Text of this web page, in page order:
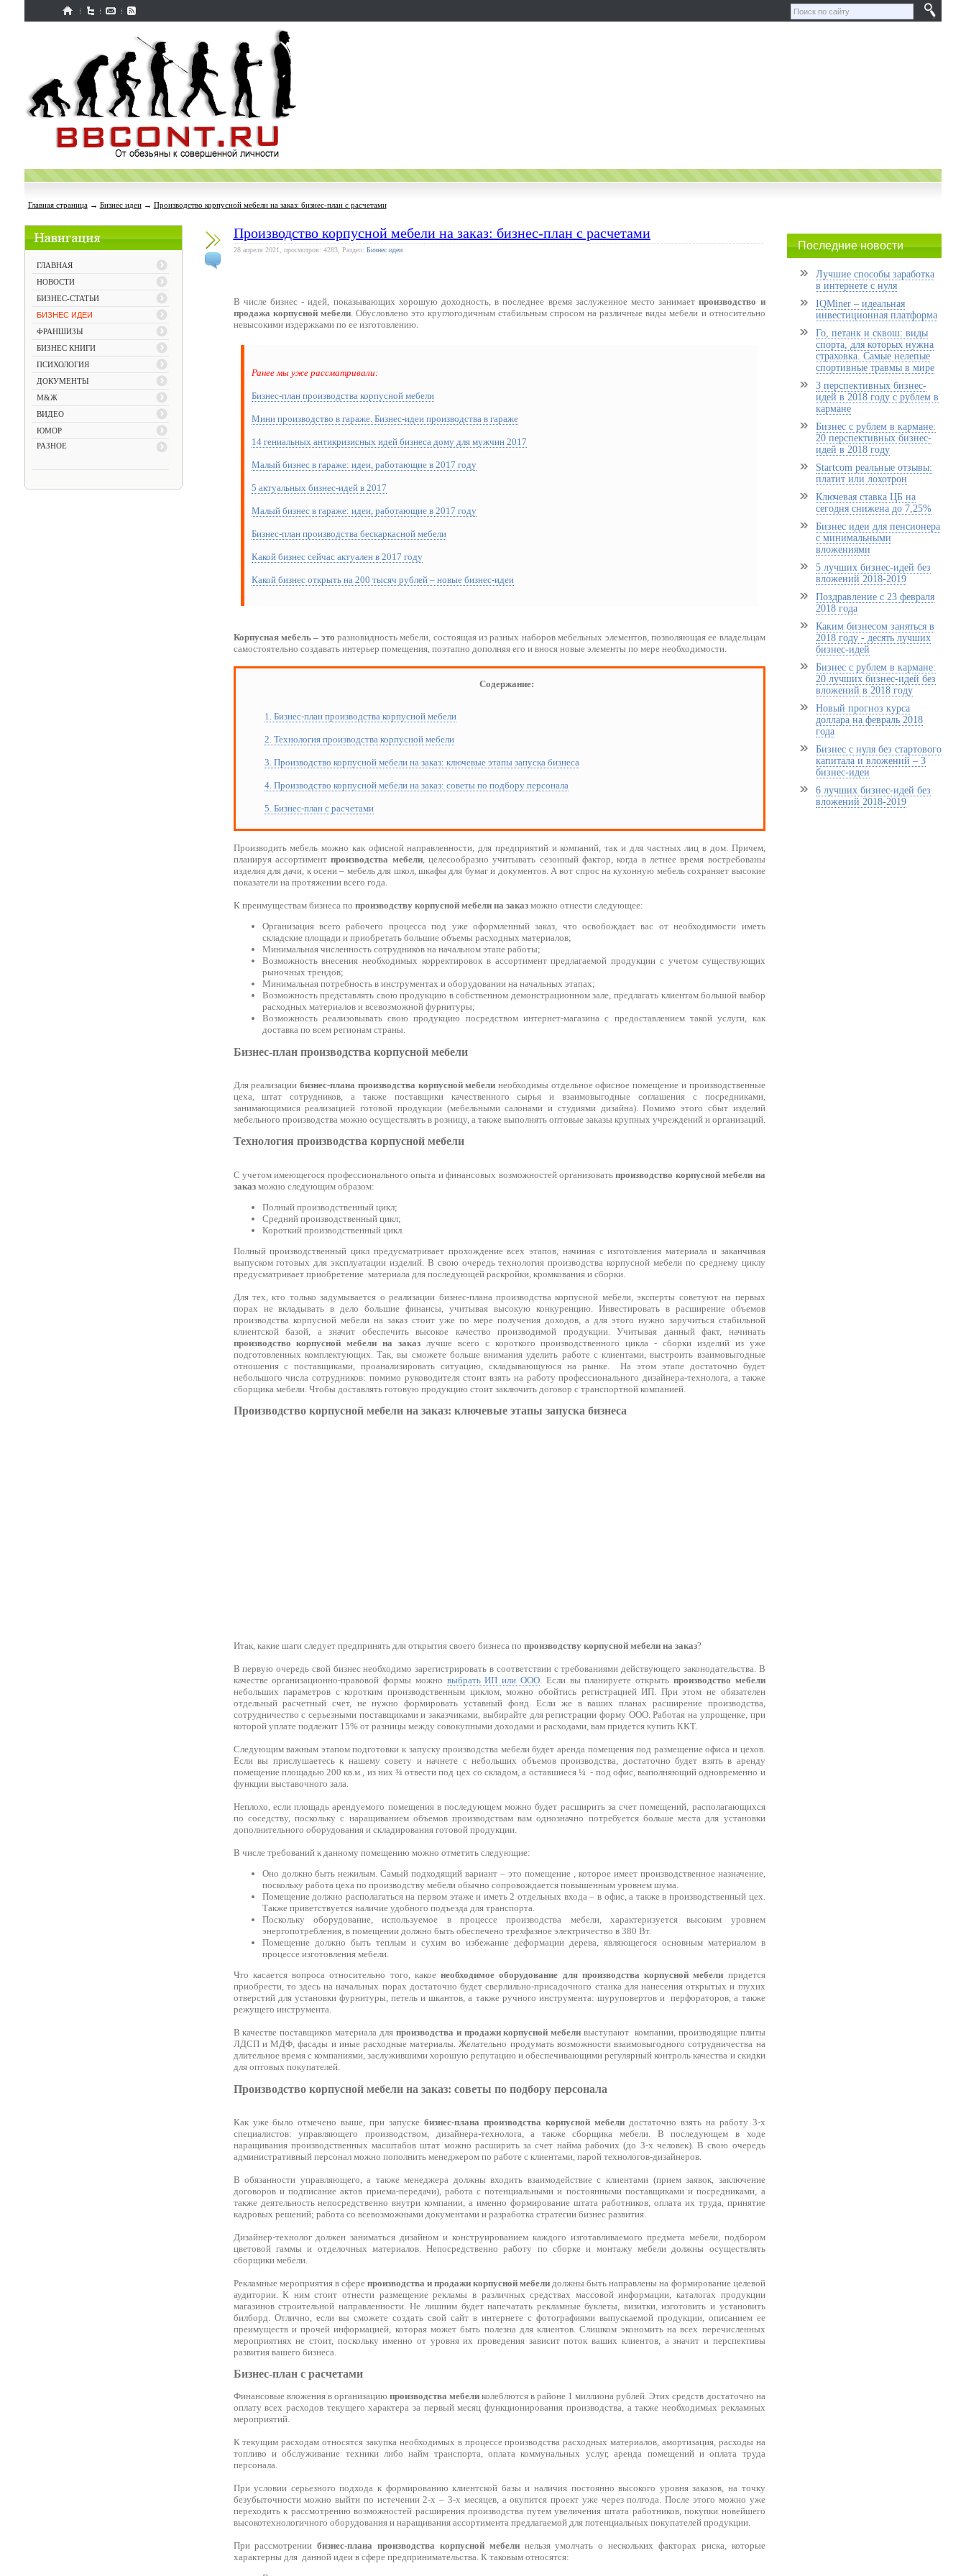
Главная страница→ Бизнес идеи→ Производство корпусной мебели на заказ: бизнес-план с расчетами
ГЛАВНАЯ
НОВОСТИ
БИЗНЕС-СТАТЬИ
БИЗНЕС ИДЕИ
ФРАНШИЗЫ
БИЗНЕС КНИГИ
ПСИХОЛОГИЯ
ДОКУМЕНТЫ
М&Ж
ВИДЕО
ЮМОР
РАЗНОЕ
Производство корпусной мебели на заказ: бизнес-план с расчетами
28 апреля 2021, просмотров: 4283, Раздел: Бизнес идеи
В числе бизнес - идей, показывающих хорошую доходность, в последнее время заслуженное место занимаетпроизводство и
продажа корпусной мебели. Обусловлено это круглогодичным стабильным спросом на различные виды мебели и относительно
невысокими издержками по ее изготовлению.
Ранее мы уже рассматривали:
Бизнес-план производства корпусной мебели
Мини производство в гараже. Бизнес-идеи производства в гараже
14 гениальных антикризисных идей бизнеса дому для мужчин 2017
Малый бизнес в гараже: идеи, работающие в 2017 году
5 актуальных бизнес-идей в 2017
Малый бизнес в гараже: идеи, работающие в 2017 году
Бизнес-план производства бескаркасной мебели
Какой бизнес сейчас актуален в 2017 году
Какой бизнес открыть на 200 тысяч рублей – новые бизнес-идеи
Корпусная мебель – это разновидность мебели, состоящая из разных наборов мебельных элементов, позволяющая ее владельцам
самостоятельно создавать интерьер помещения, поэтапно дополняя его и внося новые элементы по мере необходимости.
Содержание:
1. Бизнес-план производства корпусной мебели
2. Технология производства корпусной мебели
3. Производство корпусной мебели на заказ: ключевые этапы запуска бизнеса
4. Производство корпусной мебели на заказ: советы по подбору персонала
5. Бизнес-план с расчетами
Производить мебель можно как офисной направленности, для предприятий и компаний, так и для частных лиц в дом. Причем,
планируя ассортиментпроизводства мебели, целесообразно учитывать сезонный фактор, когда в летнее время востребованы
изделия для дачи, к осени – мебель для школ, шкафы для бумаг и документов. А вот спрос на кухонную мебель сохраняет высокие
показатели на протяжении всего года.
К преимуществам бизнеса по производству корпусной мебели на заказможно отнести следующее:
Организация всего рабочего процесса под уже оформленный заказ, что освобождает вас от необходимости иметь
складские площади и приобретать большие объемы расходных материалов;
Минимальная численность сотрудников на начальном этапе работы;
Возможность внесения необходимых корректировок в ассортимент предлагаемой продукции с учетом существующих
рыночных трендов;
Минимальная потребность в инструментах и оборудовании на начальных этапах;
Возможность представлять свою продукцию в собственном демонстрационном зале, предлагать клиентам большой выбор
расходных материалов и всевозможной фурнитуры;
Возможность реализовывать свою продукцию посредством интернет-магазина с предоставлением такой услуги, как
доставка по всем регионам страны.
Бизнес-план производства корпусной мебели
Для реализациибизнес-плана производства корпусной мебели необходимы отдельное офисное помещение и производственные
цеха, штат сотрудников, а также поставщики качественного сырья и взаимовыгодные соглашения с посредниками,
занимающимися реализацией готовой продукции (мебельными салонами и студиями дизайна). Помимо этого сбыт изделий
мебельного производства можно осуществлять в розницу, а также выполнять оптовые заказы крупных учреждений и организаций.
Технология производства корпусной мебели
С учетом имеющегося профессионального опыта и финансовых возможностей организоватьпроизводство корпусной мебели на
заказможно следующим образом:
Полный производственный цикл;
Средний производственный цикл;
Короткий производственный цикл.
Полный производственный цикл предусматривает прохождение всех этапов, начиная с изготовления материала и заканчивая
выпуском готовых для эксплуатации изделий. В свою очередь технология производства корпусной мебели по среднему циклу
предусматривает приобретение материала для последующей раскройки, кромкования и сборки.
Для тех, кто только задумывается о реализации бизнес-плана производства корпусной мебели, эксперты советуют на первых
порах не вкладывать в дело большие финансы, учитывая высокую конкуренцию. Инвестировать в расширение объемов
производства корпусной мебели на заказ стоит уже по мере получения доходов, а для этого нужно заручиться стабильной
клиентской базой, а значит обеспечить высокое качество производимой продукции. Учитывая данный факт, начинать
производство корпусной мебели на заказ лучше всего с короткого производственного цикла - сборки изделий из уже
подготовленных комплектующих. Так, вы сможете больше внимания уделить работе с клиентами, выстроить взаимовыгодные
отношения с поставщиками, проанализировать ситуацию, складывающуюся на рынке. На этом этапе достаточно будет
небольшого числа сотрудников: помимо руководителя стоит взять на работу профессионального дизайнера-технолога, а также
сборщика мебели. Чтобы доставлять готовую продукцию стоит заключить договор с транспортной компанией.
Производство корпусной мебели на заказ: ключевые этапы запуска бизнеса
Итак, какие шаги следует предпринять для открытия своего бизнеса по производству корпусной мебели на заказ?
В первую очередь свой бизнес необходимо зарегистрировать в соответствии с требованиями действующего законодательства. В
качестве организационно-правовой формы можно выбрать ИП или ООО. Если вы планируете открыть производство мебели
небольших параметров с коротким производственным циклом, можно обойтись регистрацией ИП. При этом не обязателен
отдельный расчетный счет, не нужно формировать уставный фонд. Если же в ваших планах расширение производства,
сотрудничество с серьезными поставщиками и заказчиками, выбирайте для регистрации форму ООО. Работая на упрощенке, при
которой уплате подлежит 15% от разницы между совокупными доходами и расходами, вам придется купить ККТ.
Следующим важным этапом подготовки к запуску производства мебели будет аренда помещения под размещение офиса и цехов.
Если вы прислушаетесь к нашему совету и начнете с небольших объемов производства, достаточно будет взять в аренду
помещение площадью 200 кв.м., из них ¾ отвести под цех со складом, а оставшиеся ¼ - под офис, выполняющий одновременно и
функции выставочного зала.
Неплохо, если площадь арендуемого помещения в последующем можно будет расширить за счет помещений, располагающихся
по соседству, поскольку с наращиванием объемов производствам вам однозначно потребуется больше места для установки
дополнительного оборудования и складирования готовой продукции.
В числе требований к данному помещению можно отметить следующие:
Оно должно быть нежилым. Самый подходящий вариант – это помещение , которое имеет производственное назначение,
поскольку работа цеха по производству мебели обычно сопровождается повышенным уровнем шума.
Помещение должно располагаться на первом этаже и иметь 2 отдельных входа – в офис, а также в производственный цех.
Также приветствуется наличие удобного подъезда для транспорта.
Поскольку оборудование, используемое в процессе производства мебели, характеризуется высоким уровнем
энергопотребления, в помещении должно быть обеспечено трехфазное электричество в 380 Вт.
Помещение должно быть теплым и сухим во избежание деформации дерева, являющегося основным материалом в
процессе изготовления мебели.
Что касается вопроса относительно того, какоенеобходимое оборудование для производства корпусной мебели придется
приобрести, то здесь на начальных порах достаточно будет сверлильно-присадочного станка для нанесения открытых и глухих
отверстий для установки фурнитуры, петель и шкантов, а также ручного инструмента: шуруповертов и перфораторов, а также
режущего инструмента.
В качестве поставщиков материала для производства и продажи корпусной мебели выступают компании, производящие плиты
ЛДСП и МДФ, фасады и иные расходные материалы. Желательно продумать возможности взаимовыгодного сотрудничества на
длительное время с компаниями, заслужившими хорошую репутацию и обеспечивающими регулярный контроль качества и скидки
для оптовых покупателей.
Производство корпусной мебели на заказ: советы по подбору персонала
Как уже было отмечено выше, при запускебизнес-плана производства корпусной мебелидостаточно взять на работу 3-х
специалистов: управляющего производством, дизайнера-технолога, а также сборщика мебели. В последующем в ходе
наращивания производственных масштабов штат можно расширить за счет найма рабочих (до 3-х человек). В свою очередь
административный персонал можно пополнить менеджером по работе с клиентами, парой технологов-дизайнеров.
В обязанности управляющего, а также менеджера должны входить взаимодействие с клиентами (прием заявок, заключение
договоров и подписание актов приема-передачи), работа с потенциальными и постоянными поставщиками и посредниками, а
также деятельность непосредственно внутри компании, а именно формирование штата работников, оплата их труда, принятие
кадровых решений; работа со всевозможными документами и разработка стратегии бизнес развития.
Дизайнер-технолог должен заниматься дизайном и конструированием каждого изготавливаемого предмета мебели, подбором
цветовой гаммы и отделочных материалов. Непосредственно работу по сборке и монтажу мебели должны осуществлять
сборщики мебели.
Рекламные мероприятия в сфере производства и продажи корпусной мебели должны быть направлены на формирование целевой
аудитории. К ним стоит отнести размещение рекламы в различных средствах массовой информации, каталогах продукции
магазинов строительной направленности. Не лишним будет напечатать рекламные буклеты, визитки, изготовить и установить
билборд. Отлично, если вы сможете создать свой сайт в интернете с фотографиями выпускаемой продукции, описанием ее
преимуществ и прочей информацией, которая может быть полезна для клиентов. Слишком экономить на всех перечисленных
мероприятиях не стоит, поскольку именно от уровня их проведения зависит поток ваших клиентов, а значит и перспективы
развития вашего бизнеса.
Бизнес-план с расчетами
Финансовые вложения в организацию производства мебеликолеблются в районе 1 миллиона рублей. Этих средств достаточно на
оплату всех расходов текущего характера за первый месяц функционирования производства, а также необходимых рекламных
мероприятий.
К текущим расходам относятся закупка необходимых в процессе производства расходных материалов, амортизация, расходы на
топливо и обслуживание техники либо найм транспорта, оплата коммунальных услуг, аренда помещений и оплата труда
персонала.
При условии серьезного подхода к формированию клиентской базы и наличия постоянно высокого уровня заказов, на точку
безубыточности можно выйти по истечении 2-х – 3-х месяцев, а окупится проект уже через полгода. После этого можно уже
переходить к рассмотрению возможностей расширения производства путем увеличения штата работников, покупки новейшего
высокотехнологичного оборудования и наращивания ассортимента предлагаемой для потенциальных покупателей продукции.
При рассмотрениибизнес-плана производства корпусной мебелинельзя умолчать о нескольких факторах риска, которые
характерны для данной идеи в сфере предпринимательства. К таковым относятся:
Последние новости
Лучшие способы заработка
в интернете с нуля
IQMiner – идеальная
инвестиционная платформа
Го, петанк и сквош: виды
спорта, для которых нужна
страховка. Самые нелепые
спортивные травмы в мире
3 перспективных бизнес-
идей в 2018 году с рублем в
кармане
Бизнес с рублем в кармане:
20 перспективных бизнес-
идей в 2018 году
Startcom реальные отзывы:
платит или лохотрон
Ключевая ставка ЦБ на
сегодня снижена до 7,25%
Бизнес идеи для пенсионера
с минимальными
вложениями
5 лучших бизнес-идей без
вложений 2018-2019
Поздравление с 23 февраля
2018 года
Каким бизнесом заняться в
2018 году - десять лучших
бизнес-идей
Бизнес с рублем в кармане:
20 лучших бизнес-идей без
вложений в 2018 году
Новый прогноз курса
доллара на февраль 2018
года
Бизнес с нуля без стартового
капитала и вложений – 3
бизнес-идеи
6 лучших бизнес-идей без
вложений 2018-2019